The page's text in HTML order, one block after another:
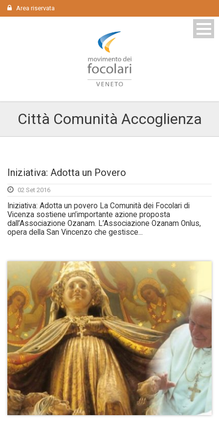
Area riservata
Città Comunità Accoglienza
Iniziativa: Adotta un Povero
02 Set 2016
Iniziativa: Adotta un povero La Comunità dei Focolari di
Vicenza sostiene un’importante azione proposta
dall’Associazione Ozanam. L’Associazione Ozanam Onlus,
opera della San Vincenzo che gestisce...